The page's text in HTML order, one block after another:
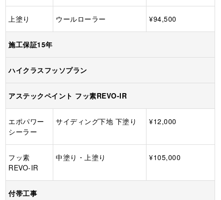
上塗り ウールローラー ¥94,500
施工保証15年
ハイクラスフッソプラン
アステックペイント フッ素REVO-IR
エポパワー
シーラー
サイディング下地 下塗り ¥12,000
フッ素
REVO-IR
中塗り・上塗り ¥105,000
付帯工事